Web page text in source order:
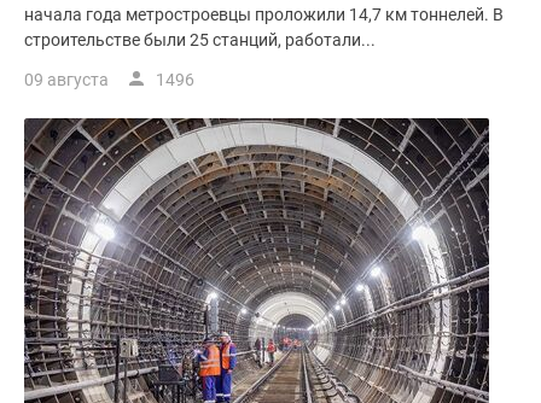
лесу
Коттеджные
водоема
Коттеджные
поселки
ипотеку
Бизнес-
центры
Коттеджи
Скидки
начала года метростроевцы проложили 14,7 км тоннелей. В
строительстве были 25 станций, работали...
09 августа 1496